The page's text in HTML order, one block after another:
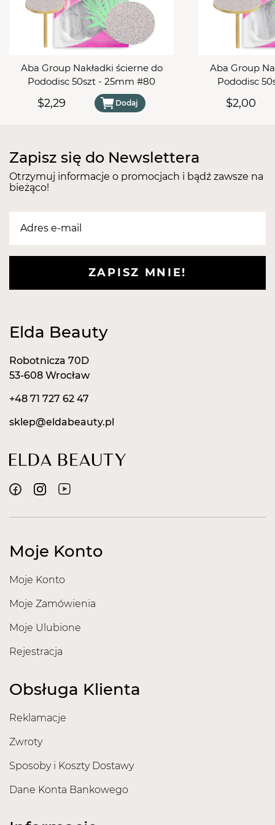
Usitatissimum Seed Oil, Tocopheryl Acetate,
Linalool, Hydroxycitronellal
Aba Group Nakładki ścierne do
Pododisc 50szt - 25mm #80
$2,29 Dodaj
Aba Group
Pododisc
$2,00
Zapisz się do Newslettera
Otrzymuj informacje o promocjach i bądź zawsze na
bieżąco!
ZAPISZ MNIE!
Moje Konto
Moje Konto
Moje Zamówienia
Moje Ulubione
Rejestracja
Obsługa Klienta
Reklamacje
Zwroty
Sposoby i Koszty Dostawy
Dane Konta Bankowego
Elda Beauty
Robotnicza 70D
53-608 Wrocław
+48 71 727 62 47
sklep@eldabeauty.pl